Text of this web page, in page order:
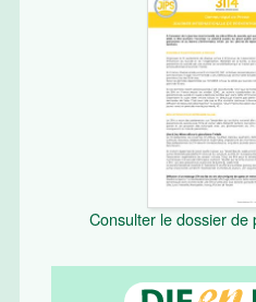
Consulter le dossier de